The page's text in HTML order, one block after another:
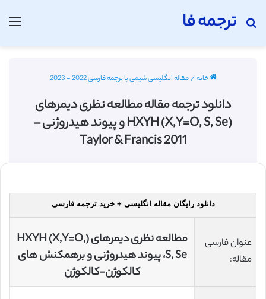
ترجمه فا
جستجو برای
خانه/مقاله انگلیسی شیمی با ترجمه فارسی 2022 - 2023
دانلود ترجمه مقاله مطالعه نظری دیمرهای
(HXYH (X,Y=O, S, Se و پیوند هیدروژنی –
2011 Taylor & Francis
دانلود رایگان مقاله انگلیسی + خرید ترجمه فارسی
عنوان فارسی
مقاله:
مطالعه نظری دیمرهای (HXYH (X,Y=O,
S, Se، پیوند هیدروژنی و برهمکنش های
کالکوژن-کالکوژن